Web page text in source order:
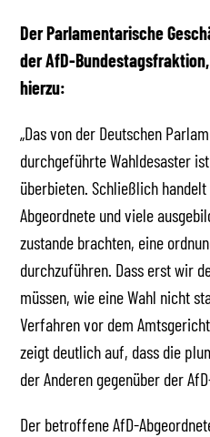
Der Parlamentarische
der AfD-
hierzu:
„Das von der Deutschen
durchgeführte Wahldesaster
überbieten. Schließlich
Abgeordnete und viele
zustande brachten, eine
durchzuführen. Dass erst wir
müssen, wie eine Wahl nicht
Verfahren vor dem
zeigt deutlich auf, dass die
der Anderen gegenüber der
Der betroffene AfD-